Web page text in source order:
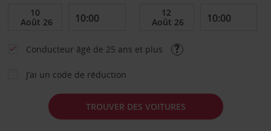
Conducteur âgé de 25 ans et plus
J’ai un code de réduction
TROUVER DES VOITURES